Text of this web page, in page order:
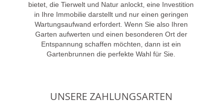
bietet, die Tierwelt und Natur anlockt, eine Investition
in Ihre Immobilie darstellt und nur einen geringen
Wartungsaufwand erfordert. Wenn Sie also Ihren
Garten aufwerten und einen besonderen Ort der
Entspannung schaffen möchten, dann ist ein
Gartenbrunnen die perfekte Wahl für Sie.
UNSERE ZAHLUNGSARTEN